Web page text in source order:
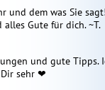
und dem was Sie sagt!
Gute für dich. ~T.
und gute Tipps.
sehr ❤